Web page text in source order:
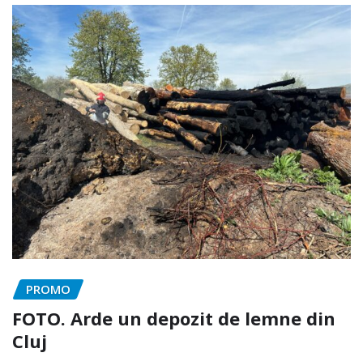
PROMO
FOTO. Arde un depozit de lemne din
Cluj